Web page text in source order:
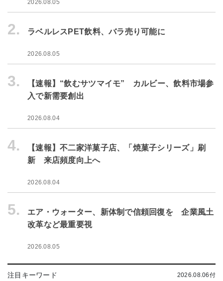
2026.08.05
2. ラベルレスPET飲料、バラ売り可能に
2026.08.05
3.
【速報】“飲むサツマイモ” カルビー、飲料市場参
入で新需要創出
2026.08.04
4.
【速報】不二家洋菓子店、「焼菓子シリーズ」刷
新 来店頻度向上へ
2026.08.04
5.
エア・ウォーター、新体制で信頼回復を 企業風土
改革など最重要視
2026.08.05
注目キーワード 2026.08.06付